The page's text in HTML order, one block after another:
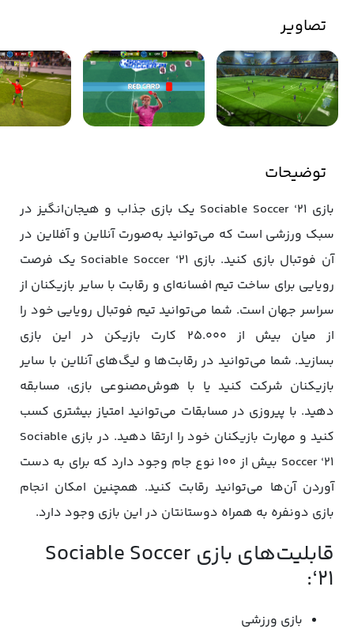
تصاویر
توضیحات
بازی Sociable Soccer ‘21 یک بازی جذاب و هیجان‌انگیز در
سبک ورزشی است که می‌توانید به‌صورت آنلاین و آفلاین در
آن فوتبال بازی کنید.
بازی Sociable Soccer ‘21 یک فرصت
رویایی برای ساخت تیم افسانه‌ای و رقابت با سایر بازیکنان از
سراسر جهان است. شما می‌توانید تیم فوتبال رویایی خود را
از میان بیش از ۲۵.۰۰۰ کارت بازیکن در این بازی
بسازید. شما می‌توانید در رقابت‌ها و لیگ‌های آنلاین با سایر
بازیکنان شرکت کنید یا با هوش‌مصنوعی بازی، مسابقه
دهید. با پیروزی در مسابقات می‌توانید امتیاز بیشتری کسب
کنید و مهارت بازیکنان خود را ارتقا دهید. در بازی Sociable
Soccer ‘21 بیش از ۱۰۰ نوع جام وجود دارد که برای به دست
آوردن آن‌ها می‌توانید رقابت کنید. همچنین امکان انجام
بازی دونفره به همراه دوستانتان در این بازی وجود دارد.
قابلیت‌های بازی Sociable Soccer
‘21:
بازی ورزشی